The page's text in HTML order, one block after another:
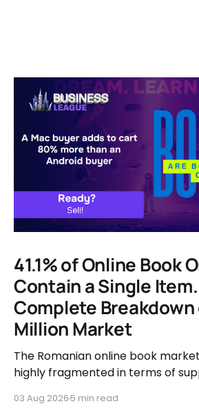
41.1% of Online Book
Contain a Single
Complete Breakdown
Million Market
The Romanian online book
highly fragmented in terms of
user behavior.
03 Aug 2026 5 min read